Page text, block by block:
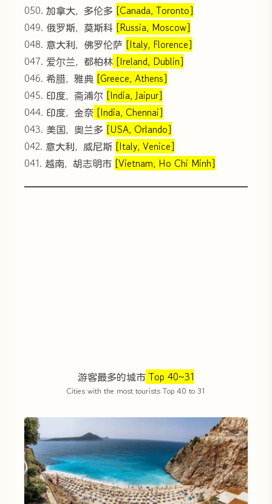
050. 加拿大，多伦多 [Canada, Toronto]
049. 俄罗斯，莫斯科 [Russia, Moscow]
048. 意大利，佛罗伦萨 [Italy, Florence]
047. 爱尔兰，都柏林 [Ireland, Dublin]
046. 希腊，雅典 [Greece, Athens]
045. 印度，斋浦尔 [India, Jaipur]
044. 印度，金奈 [India, Chennai]
043. 美国，奥兰多 [USA, Orlando]
042. 意大利，威尼斯 [Italy, Venice]
041. 越南，胡志明市 [Vietnam, Ho Chi Minh]
游客最多的城市 Top 40~31
Cities with the most tourists Top 40 to 31